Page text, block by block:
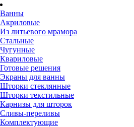
Ванны
Акриловые
Из литьевого мрамора
Стальные
Чугунные
Квариловые
Готовые решения
Экраны для ванны
Шторки стеклянные
Шторки текстильные
Карнизы для шторок
Сливы-переливы
Комплектующие